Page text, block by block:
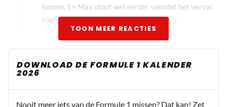
komen. En Max stopt wel eerder voordat het verval
toetreedt.
Kierewiet
2 oktober 2025 07:45
TOON MEER REACTIES
DOWNLOAD DE FORMULE 1 KALENDER
2026
Nooit meer iets van de Formule 1 missen? Dat kan! Zet